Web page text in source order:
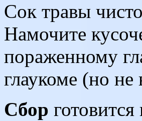
Сок травы
Намочите
пораженному
глаукоме (но
Сбор